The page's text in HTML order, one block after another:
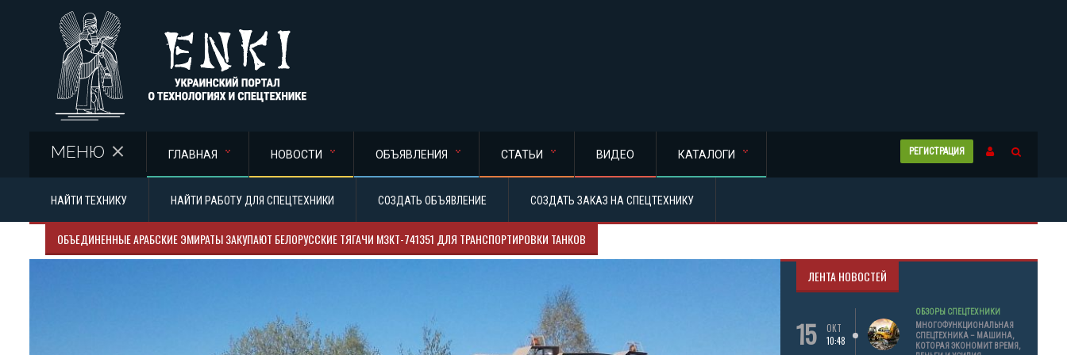
РЕГИСТРАЦИЯ
МЕНЮ ГЛАВНАЯ НОВОСТИ ОБЪЯВЛЕНИЯ СТАТЬИ ВИДЕО КАТАЛОГИ
НАЙТИ ТЕХНИКУ НАЙТИ РАБОТУ ДЛЯ СПЕЦТЕХНИКИ СОЗДАТЬ ОБЪЯВЛЕНИЕ СОЗДАТЬ ЗАКАЗ НА СПЕЦТЕХНИКУ
ОБЪЕДИНЕННЫЕ АРАБСКИЕ ЭМИРАТЫ ЗАКУПАЮТ БЕЛОРУССКИЕ ТЯГАЧИ МЗКТ-741351 ДЛЯ ТРАНСПОРТИРОВКИ ТАНКОВ
ЛЕНТА НОВОСТЕЙ
15
ОКТ
10:48
ОБЗОРЫ СПЕЦТЕХНИКИ
МНОГОФУНКЦИОНАЛЬНАЯ
СПЕЦТЕХНИКА – МАШИНА,
КОТОРАЯ ЭКОНОМИТ ВРЕМЯ,